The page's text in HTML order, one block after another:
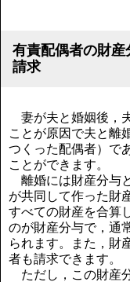
顧問契約について
講演のご案内
有責配偶者の財
請求
妻が夫と婚姻後，
ことが原因で夫と離
つくった配偶者）で
ことができます。
離婚には財産分与
が共同して作った財
すべての財産を合算
のが財産分与で，通
られます。また，財
者も請求できます。
ただし，この財産